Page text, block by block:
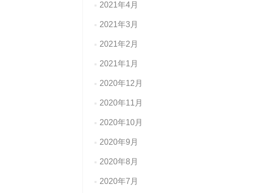
2021年4月
2021年3月
2021年2月
2021年1月
2020年12月
2020年11月
2020年10月
2020年9月
2020年8月
2020年7月